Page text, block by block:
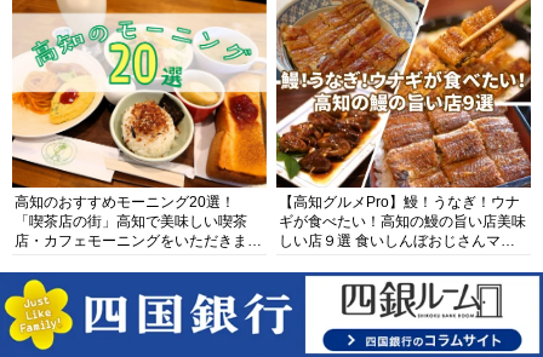
高知のおすすめモーニング20選！
「喫茶店の街」高知で美味しい喫茶
店・カフェモーニングをいただきま
【高知グルメPro】鰻！うなぎ！ウナ
ギが食べたい！高知の鰻の旨い店美味
しい店９選 食いしんぼおじさんマッ